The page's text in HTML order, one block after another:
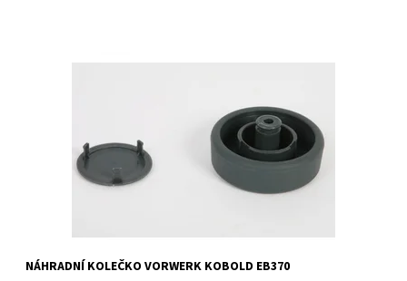
NÁHRADNÍ KOLEČKO VORWERK KOBOLD EB370